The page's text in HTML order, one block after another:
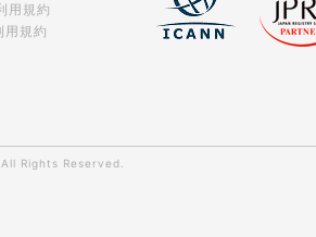
用規約
用規約
All Rights Reserved.